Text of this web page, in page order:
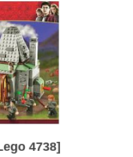
4738]